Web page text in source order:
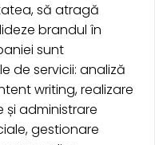
să atragă
brandul în
sunt
de servicii: analiză
writing, realizare
și administrare
gestionare